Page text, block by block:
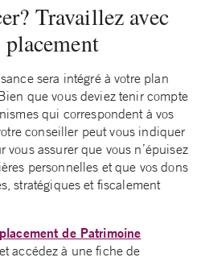
Travaillez avec
sera intégré à votre plan
que vous deviez tenir compte
qui correspondent à vos
conseiller peut vous indiquer
vous assurer que vous n’épuisez
personnelles et que vos dons
stratégiques et fiscalement
de Patrimoine
accédez à une fiche de